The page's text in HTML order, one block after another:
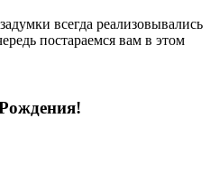
всегда реализовывались
постараемся вам в этом